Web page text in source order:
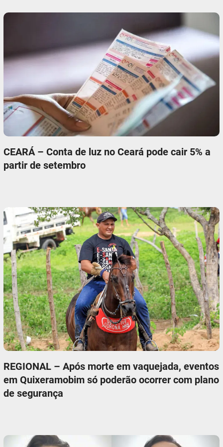
CEARÁ – Conta de luz no Ceará pode cair 5% a
partir de setembro
REGIONAL – Após morte em vaquejada, eventos
em Quixeramobim só poderão ocorrer com plano
de segurança